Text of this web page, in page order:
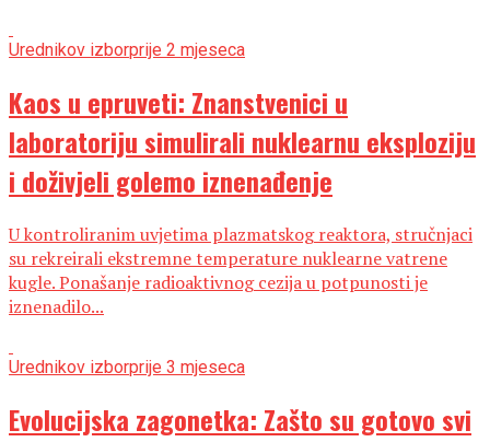
Urednikov izborprije 2 mjeseca
Kaos u epruveti: Znanstvenici u
laboratoriju simulirali nuklearnu eksploziju
i doživjeli golemo iznenađenje
U kontroliranim uvjetima plazmatskog reaktora, stručnjaci
su rekreirali ekstremne temperature nuklearne vatrene
kugle. Ponašanje radioaktivnog cezija u potpunosti je
iznenadilo...
Urednikov izborprije 3 mjeseca
Evolucijska zagonetka: Zašto su gotovo svi